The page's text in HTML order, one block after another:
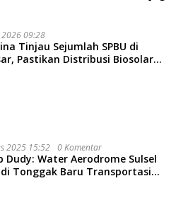
2026 09:28
Tinjau Sejumlah SPBU di
Pastikan Distribusi Biosolar
2025 15:52 0 Komentar
Dudy: Water Aerodrome Sulsel
Tonggak Baru Transportasi